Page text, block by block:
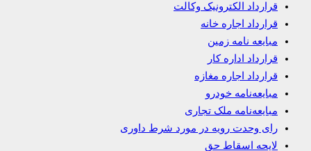
قرارداد الکترونیک وکالت
قرارداد اجاره خانه
مبایعه نامه زمین
قرارداد اداره کار
قرارداد اجاره مغازه
مبایعه‌نامه خودرو
مبایعه‌نامه ملک تجاری
رای وحدت رویه در مورد شرط داوری
لایحه اسقاط حق